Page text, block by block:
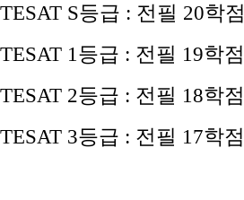
TESAT S등급 : 전필 20학점
TESAT 1등급 : 전필 19학점
TESAT 2등급 : 전필 18학점
TESAT 3등급 : 전필 17학점